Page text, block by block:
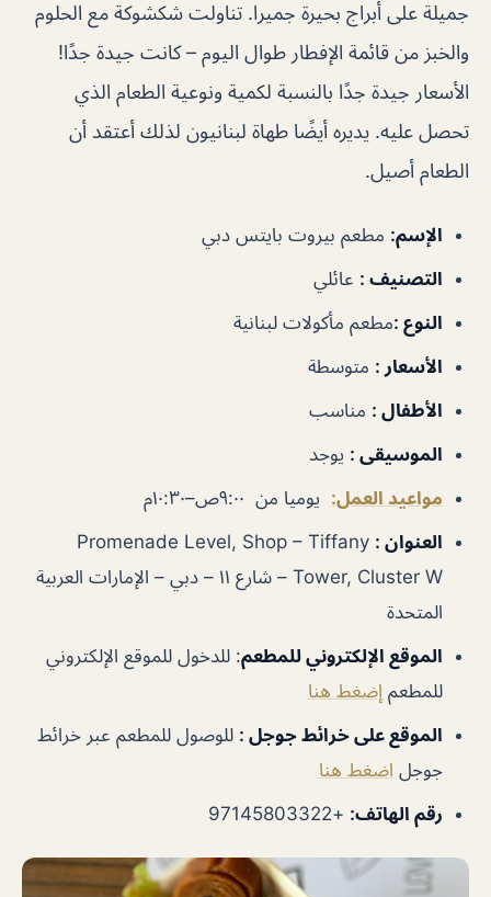
جميلة على أبراج بحيرة جميرا. تناولت شكشوكة مع الحلوم
والخبز من قائمة الإفطار طوال اليوم – كانت جيدة جدًا!
الأسعار جيدة جدًا بالنسبة لكمية ونوعية الطعام الذي
تحصل عليه. يديره أيضًا طهاة لبنانيون لذلك أعتقد أن
الطعام أصيل.
الإسم: مطعم بيروت بايتس دبي
التصنيف : عائلي
النوع :مطعم مأكولات لبنانية
الأسعار : متوسطة
الأطفال : مناسب
الموسيقى : يوجد
مواعيد العمل: يوميا من ٩:٠٠ص–١٠:٣٠م
العنوان : Promenade Level, Shop – Tiffany
Tower, Cluster W – شارع ١١ – دبي – الإمارات العربية
المتحدة
الموقع الإلكتروني للمطعم: للدخول للموقع الإلكتروني
للمطعم إضغط هنا
الموقع على خرائط جوجل : للوصول للمطعم عبر خرائط
جوجل اضغط هنا
رقم الهاتف: +97145803322